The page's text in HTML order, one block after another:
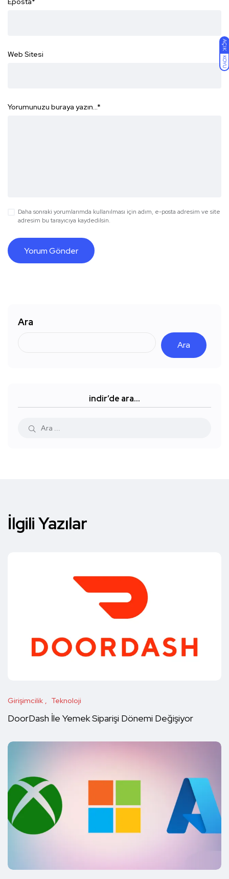
AÇIK
KOYU
Web Sitesi
Yorumunuzu buraya yazın...*
Daha sonraki yorumlarımda kullanılması için adım, e-posta adresim ve site
adresim bu tarayıcıya kaydedilsin.
Ara
Ara
indir’de ara…
İlgili Yazılar
Girişimcilik Teknoloji
DoorDash İle Yemek Siparişi Dönemi Değişiyor